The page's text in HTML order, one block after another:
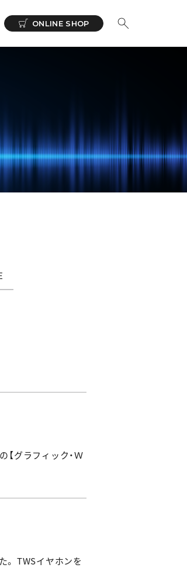
ー
ONLINE SHOP
グラフィック・Ｗ
TWSイヤホンを